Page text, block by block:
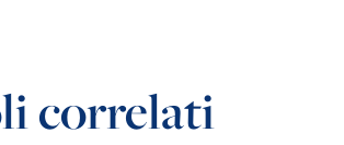
correlati